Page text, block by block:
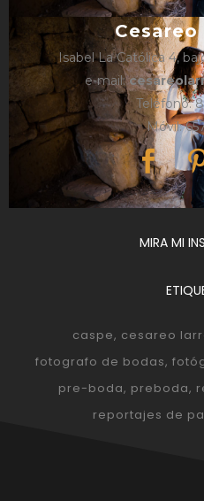
Isabel La Católica 4,
e-mail:
Teléfono:
Móvil:
MIRA MI
caspe cesareo
fotografo de bodas
pre-boda preboda
reportajes de